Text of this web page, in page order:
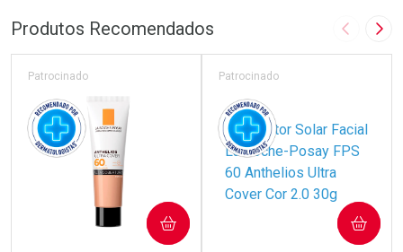
Produtos Recomendados Imagem
Patrocinado
COMPRAR
Patrocinado
COMPRAR